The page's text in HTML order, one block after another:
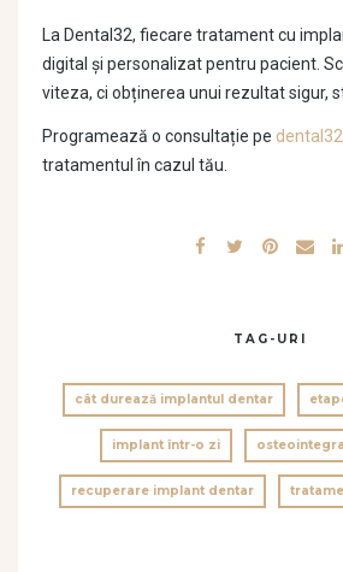
La Dental32, fiecare tratament cu
digital și personalizat pentru pacient.
viteza, ci obținerea unui rezultat sigur,
Programează o consultație pe
tratamentul în cazul tău.
TAG-URI
cât durează implantul dentar
implant într-o zi
recuperare implant dentar